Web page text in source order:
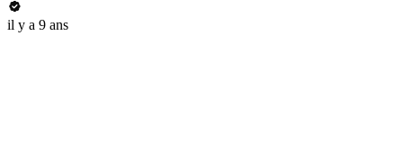
il y a 9 ans